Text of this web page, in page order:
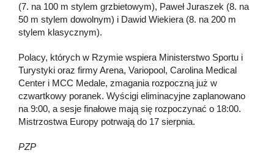
(7. na 100 m stylem grzbietowym), Paweł Juraszek (8. na
50 m stylem dowolnym) i Dawid Wiekiera (8. na 200 m
stylem klasycznym).
Polacy, których w Rzymie wspiera Ministerstwo Sportu i
Turystyki oraz firmy Arena, Variopool, Carolina Medical
Center i MCC Medale, zmagania rozpoczną już w
czwartkowy poranek. Wyścigi eliminacyjne zaplanowano
na 9:00, a sesje finałowe mają się rozpoczynać o 18:00.
Mistrzostwa Europy potrwają do 17 sierpnia.
PZP